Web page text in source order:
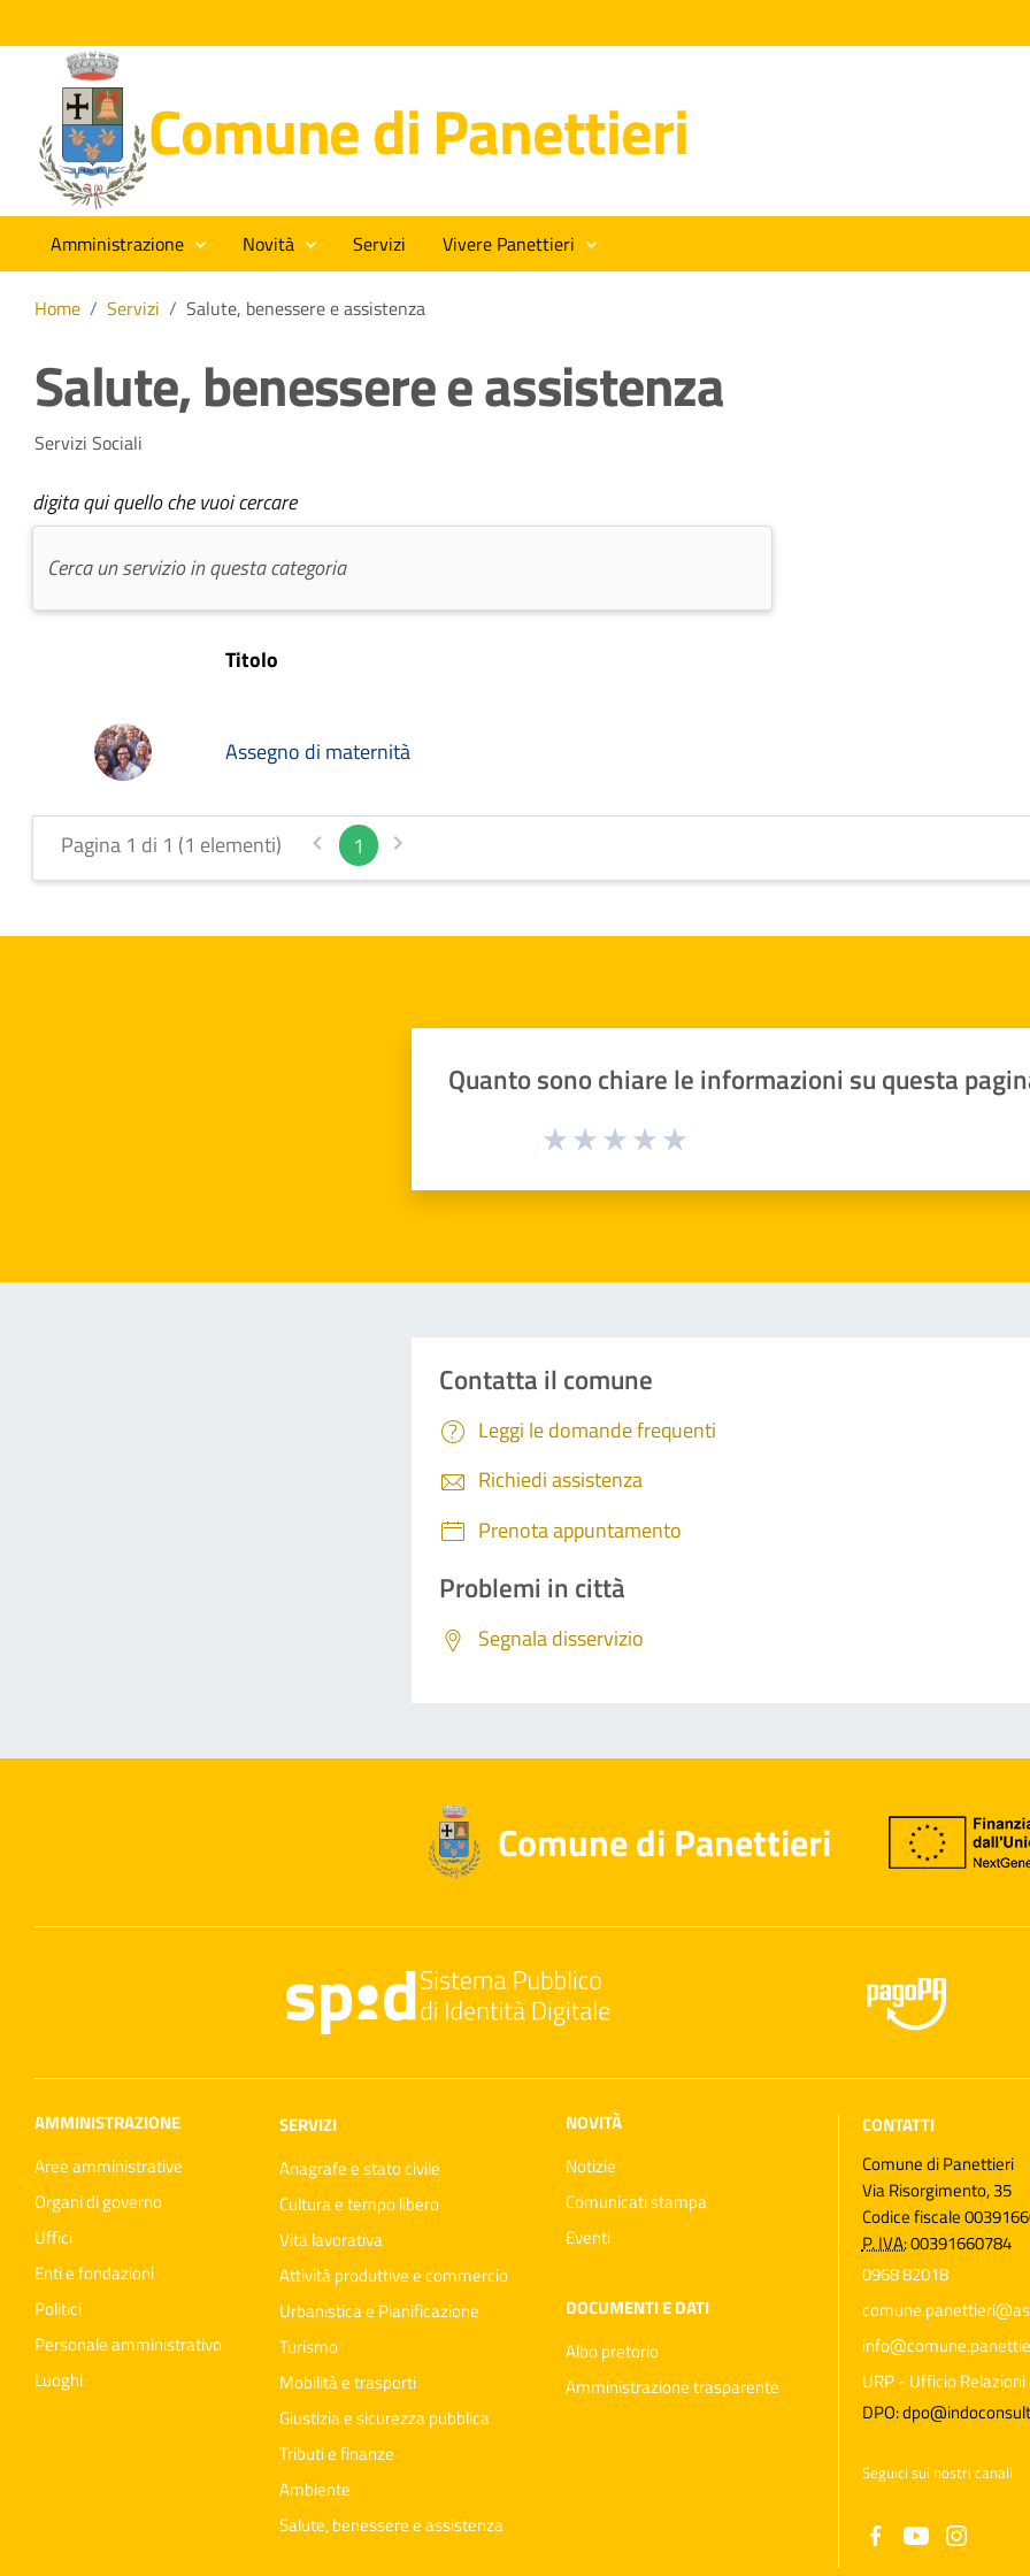
Comune di Panettieri
Amministrazione Novità Servizi Vivere Panettieri
Home / Servizi / Salute, benessere e assistenza
Salute, benessere e assistenza
Servizi Sociali
digita qui quello che vuoi cercare
Titolo
Assegno di maternità
Pagina 1 di 1 (1 elementi) 1
Quanto sono chiare le informazioni su questa
Valuta da 1 a 5 stelle la pagina
Contatta il comune
Leggi le domande frequenti
Richiedi assistenza
Prenota appuntamento
Problemi in città
Segnala disservizio
Comune di Panettieri
AMMINISTRAZIONE
Aree amministrative
Organi di governo
Uffici
Enti e fondazioni
Politici
Personale amministrativo
Luoghi
SERVIZI
Anagrafe e stato civile
Cultura e tempo libero
Vita lavorativa
Attività produttive e commercio
Urbanistica e Pianificazione
Turismo
Mobilità e trasporti
Giustizia e sicurezza pubblica
Tributi e finanze
Ambiente
Salute, benessere e assistenza
NOVITÀ
Notizie
Comunicati stampa
Eventi
DOCUMENTI E DATI
Albo pretorio
Amministrazione trasparente
CONTATTI
Comune di Panettieri
Via Risorgimento, 35
Codice fiscale
P. IVA:00391660784
0968 82018
URP - Ufficio
DPO:
Seguici sui nostri canali